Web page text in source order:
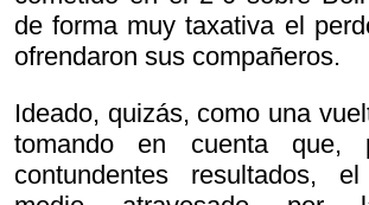
de forma muy taxativa el
ofrendaron sus compañeros.
Ideado, quizás, como una
tomando en cuenta
contundentes resultados,